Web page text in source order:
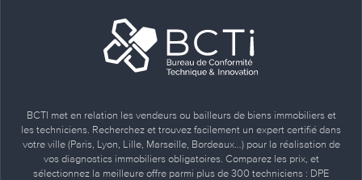
BCTI met en relation les vendeurs ou bailleurs de biens immobiliers et
les techniciens. Recherchez et trouvez facilement un expert certifié dans
votre ville (Paris, Lyon, Lille, Marseille, Bordeaux…) pour la réalisation de
vos diagnostics immobiliers obligatoires. Comparez les prix, et
sélectionnez la meilleure offre parmi plus de 300 techniciens : DPE